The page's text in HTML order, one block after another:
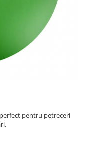
pentru petreceri